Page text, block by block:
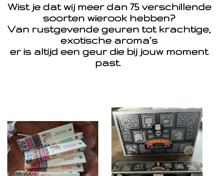
Wist je dat wij meer dan 75 verschillende
soorten wierook hebben?
Van rustgevende geuren tot krachtige,
exotische aroma’s
er is altijd een geur die bij jouw moment
past.